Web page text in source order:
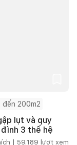
đến 200m2
lụt và quy
3 thế hệ
| 59.189 lượt xem